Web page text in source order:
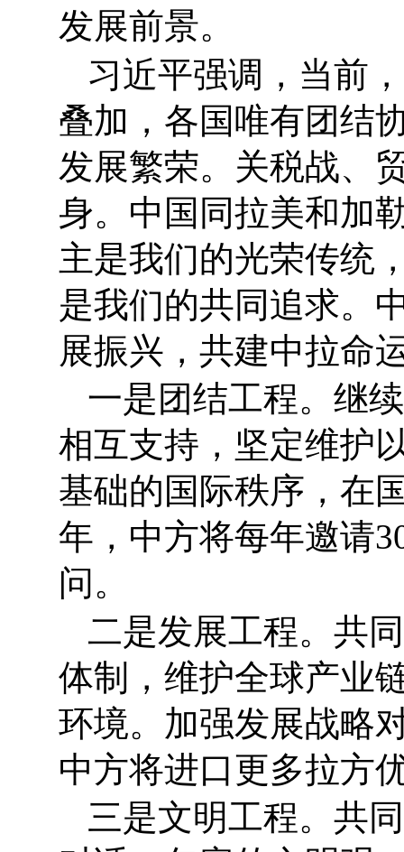
发展前景。
习近平强调，当前
叠加，各国唯有团结
发展繁荣。关税战、
身。中国同拉美和加
主是我们的光荣传统
是我们的共同追求。
展振兴，共建中拉命
一是团结工程。继
相互支持，坚定维护
基础的国际秩序，在
年，中方将每年邀请
问。
二是发展工程。共
体制，维护全球产业
环境。加强发展战略
中方将进口更多拉方
三是文明工程。共